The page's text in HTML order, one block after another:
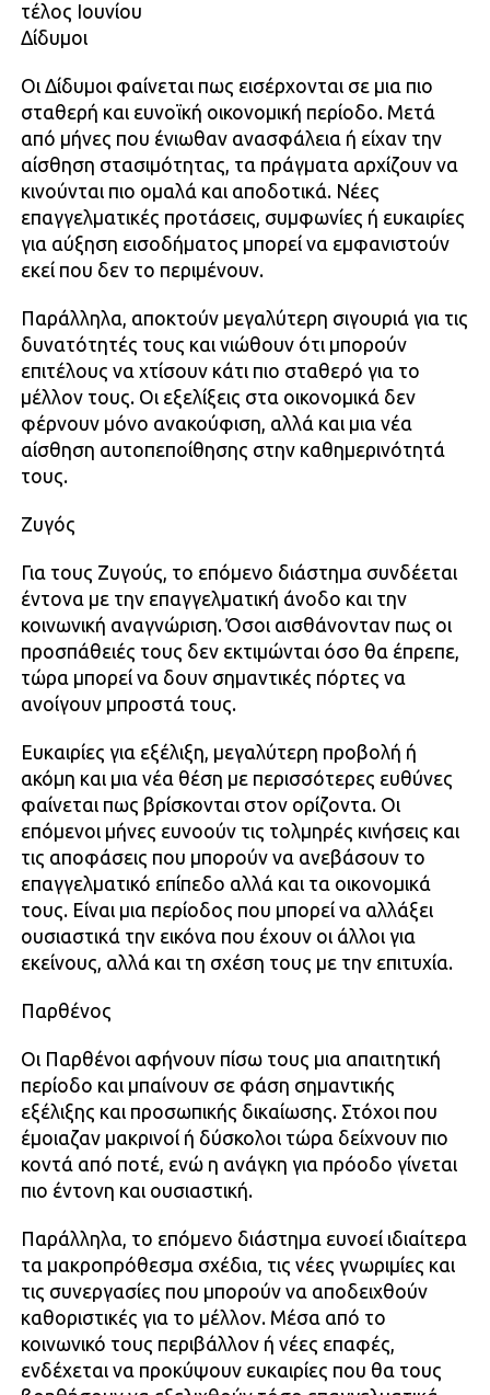
τέλος Ιουνίου
Δίδυμοι
Οι Δίδυμοι φαίνεται πως εισέρχονται σε μια πιο
σταθερή και ευνοϊκή οικονομική περίοδο. Μετά
από μήνες που ένιωθαν ανασφάλεια ή είχαν την
αίσθηση στασιμότητας, τα πράγματα αρχίζουν να
κινούνται πιο ομαλά και αποδοτικά. Νέες
επαγγελματικές προτάσεις, συμφωνίες ή ευκαιρίες
για αύξηση εισοδήματος μπορεί να εμφανιστούν
εκεί που δεν το περιμένουν.
Παράλληλα, αποκτούν μεγαλύτερη σιγουριά για τις
δυνατότητές τους και νιώθουν ότι μπορούν
επιτέλους να χτίσουν κάτι πιο σταθερό για το
μέλλον τους. Οι εξελίξεις στα οικονομικά δεν
φέρνουν μόνο ανακούφιση, αλλά και μια νέα
αίσθηση αυτοπεποίθησης στην καθημερινότητά
τους.
Ζυγός
Για τους Ζυγούς, το επόμενο διάστημα συνδέεται
έντονα με την επαγγελματική άνοδο και την
κοινωνική αναγνώριση. Όσοι αισθάνονταν πως οι
προσπάθειές τους δεν εκτιμώνται όσο θα έπρεπε,
τώρα μπορεί να δουν σημαντικές πόρτες να
ανοίγουν μπροστά τους.
Ευκαιρίες για εξέλιξη, μεγαλύτερη προβολή ή
ακόμη και μια νέα θέση με περισσότερες ευθύνες
φαίνεται πως βρίσκονται στον ορίζοντα. Οι
επόμενοι μήνες ευνοούν τις τολμηρές κινήσεις και
τις αποφάσεις που μπορούν να ανεβάσουν το
επαγγελματικό επίπεδο αλλά και τα οικονομικά
τους. Είναι μια περίοδος που μπορεί να αλλάξει
ουσιαστικά την εικόνα που έχουν οι άλλοι για
εκείνους, αλλά και τη σχέση τους με την επιτυχία.
Παρθένος
Οι Παρθένοι αφήνουν πίσω τους μια απαιτητική
περίοδο και μπαίνουν σε φάση σημαντικής
εξέλιξης και προσωπικής δικαίωσης. Στόχοι που
έμοιαζαν μακρινοί ή δύσκολοι τώρα δείχνουν πιο
κοντά από ποτέ, ενώ η ανάγκη για πρόοδο γίνεται
πιο έντονη και ουσιαστική.
Παράλληλα, το επόμενο διάστημα ευνοεί ιδιαίτερα
τα μακροπρόθεσμα σχέδια, τις νέες γνωριμίες και
τις συνεργασίες που μπορούν να αποδειχθούν
καθοριστικές για το μέλλον. Μέσα από το
κοινωνικό τους περιβάλλον ή νέες επαφές,
ενδέχεται να προκύψουν ευκαιρίες που θα τους